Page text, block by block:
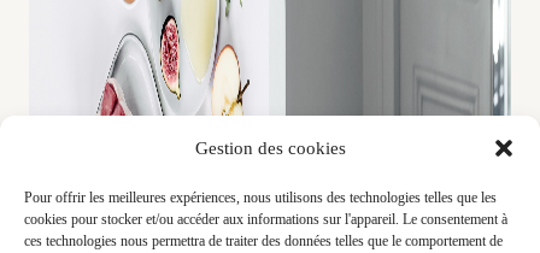
Gestion des cookies
Pour offrir les meilleures expériences, nous utilisons des technologies telles que les
cookies pour stocker et/ou accéder aux informations sur l'appareil. Le consentement à
ces technologies nous permettra de traiter des données telles que le comportement de